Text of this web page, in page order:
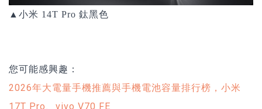
▲小米 14T Pro 鈦黑色
您可能感興趣：
2026年大電量手機推薦與手機電池容量排行榜，小米
17T Pro、vivo V70 FE